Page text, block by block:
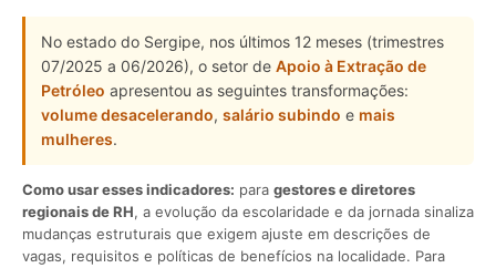
No estado do Sergipe, nos últimos 12 meses (trimestres
07/2025 a 06/2026), o setor de Apoio à Extração de
Petróleo apresentou as seguintes transformações:
volume desacelerando, salário subindo e mais
mulheres.
Como usar esses indicadores: para gestores e diretores
regionais de RH, a evolução da escolaridade e da jornada sinaliza
mudanças estruturais que exigem ajuste em descrições de
vagas, requisitos e políticas de benefícios na localidade. Para